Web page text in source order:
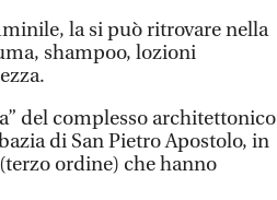
la si può ritrovare nella
shampoo, lozioni
del complesso architettonico
di San Pietro Apostolo, in
ordine) che hanno